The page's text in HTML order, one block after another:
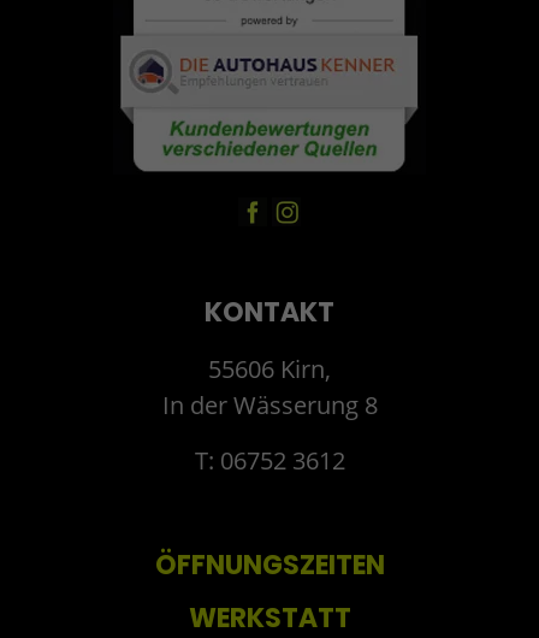
KONTAKT
55606 Kirn,
In der Wässerung 8
T: 06752 3612
ÖFFNUNGSZEITEN
WERKSTATT